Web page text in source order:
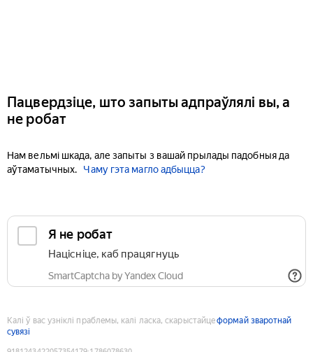
Пацвердзіце, што запыты адпраўлялі вы, а
не робат
Нам вельмі шкада, але запыты з вашай прылады падобныя да
аўтаматычных.
Чаму гэта магло адбыцца?
Я не робат
Націсніце, каб працягнуць
SmartCaptcha by Yandex Cloud
Калі ў вас узніклі праблемы, калі ласка, скарыстайцеформай зваротнай
сувязі